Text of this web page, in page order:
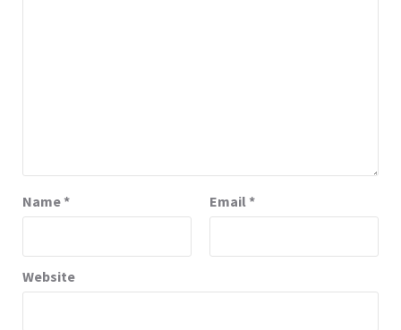
Name* Email*
Website